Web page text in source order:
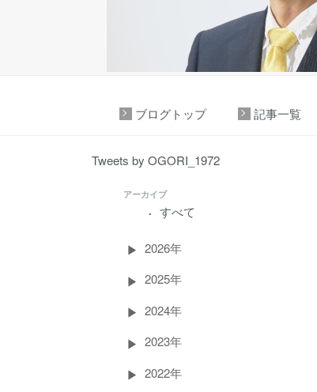
ブログトップ 記事一覧
Tweets by OGORI_1972
アーカイブ
すべて
2026年
2025年
2024年
2023年
2022年